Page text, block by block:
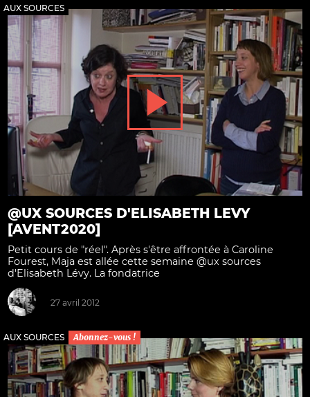
AUX SOURCES
@UX SOURCES D'ELISABETH LEVY
[AVENT2020]
Petit cours de "réel". Après s'être affrontée à Caroline
Fourest, Maja est allée cette semaine @ux sources
d'Elisabeth Lévy. La fondatrice
27 avril 2012
AUX SOURCES Abonnez-vous !